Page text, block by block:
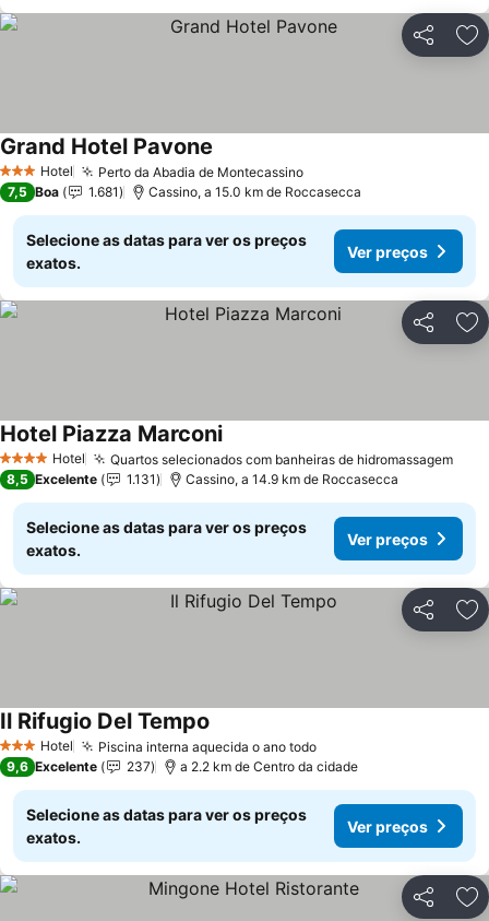
Partilhar
3 EstrelasHotel Perto da Abadia de MontecassinoVer preços
Grand Hotel Pavone
7,5 Boa 1.681 Cassino, a 15.0 km de Roccasecca
Selecione as datas para ver os preços
exatos.
Ver preços
Partilhar
4 EstrelasHotel Quartos selecionados com banheiras de hidromassagemVer
Hotel Piazza MarconiVer preços
8,5 Excelente 1.131 Cassino, a 14.9 km de Roccasecca
Selecione as datas para ver os preços
exatos.
Ver preços
Partilhar
3 EstrelasHotel Piscina interna aquecida o ano todoVer preços
Il Rifugio Del Tempo
9,6 Excelente 237 a 2.2 km de Centro da cidade
Selecione as datas para ver os preços
exatos.
Ver preços
Partilhar